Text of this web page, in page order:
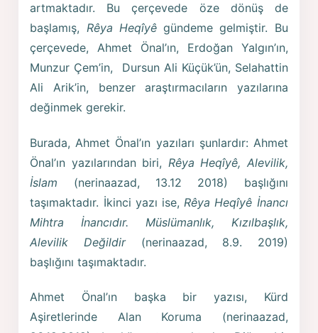
artmaktadır. Bu çerçevede öze dönüş de
başlamış, Rêya Heqîyêgündeme gelmiştir. Bu
çerçevede, Ahmet Önal’ın, Erdoğan Yalgın’ın,
Munzur Çem’in, Dursun Ali Küçük’ün, Selahattin
Ali Arik’in, benzer araştırmacıların yazılarına
değinmek gerekir.
Burada, Ahmet Önal’ın yazıları şunlardır: Ahmet
Önal’ın yazılarından biri, Rêya Heqîyê, Alevilik,
İslam (nerinaazad, 13.12 2018) başlığını
taşımaktadır. İkinci yazı ise, Rêya Heqîyê İnancı
Mihtra İnancıdır. Müslümanlık, Kızılbaşlık,
Alevilik Değildir(nerinaazad, 8.9. 2019)
başlığını taşımaktadır.
Ahmet Önal’ın başka bir yazısı, Kürd
Aşiretlerinde Alan Koruma (nerinaazad,